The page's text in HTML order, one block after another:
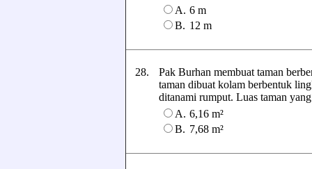
A. 6 m
B. 12 m
28.
Pak Burhan membuat taman
taman dibuat kolam berbentuk
ditanami rumput. Luas taman
A. 6,16 m²
B. 7,68 m²